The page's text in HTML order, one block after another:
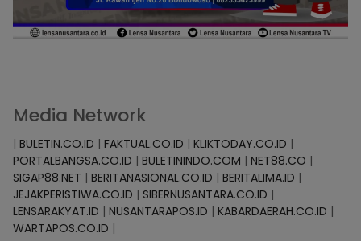
Media Network
| BULETIN.CO.ID | FAKTUAL.CO.ID | KLIKTODAY.CO.ID |
PORTALBANGSA.CO.ID | BULETININDO.COM | NET88.CO |
SIGAP88.NET | BERITANASIONAL.CO.ID | BERITALIMA.ID |
JEJAKPERISTIWA.CO.ID | SIBERNUSANTARA.CO.ID |
LENSARAKYAT.ID | NUSANTARAPOS.ID | KABARDAERAH.CO.ID |
WARTAPOS.CO.ID |